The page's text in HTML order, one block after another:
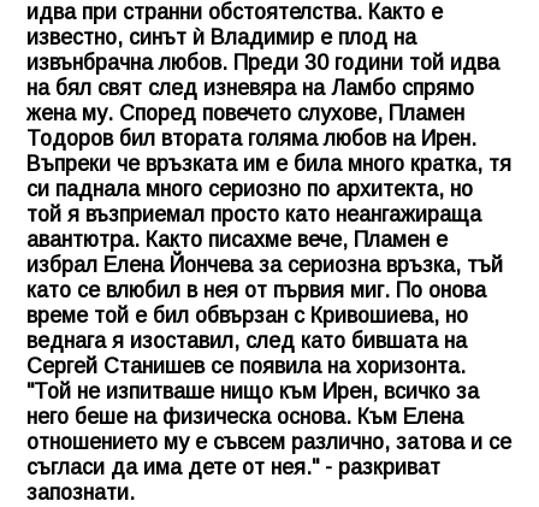
идва при странни обстоятелства. Както е
известно, синът ѝ Владимир е плод на
извънбрачна любов. Преди 30 години той идва
на бял свят след изневяра на Ламбо спрямо
жена му. Според повечето слухове, Пламен
Тодоров бил втората голяма любов на Ирен.
Въпреки че връзката им е била много кратка, тя
си паднала много сериозно по архитекта, но
той я възприемал просто като неангажираща
авантютра. Както писахме вече, Пламен е
избрал Елена Йончева за сериозна връзка, тъй
като се влюбил в нея от първия миг. По онова
време той е бил обвързан с Кривошиева, но
веднага я изоставил, след като бившата на
Сергей Станишев се появила на хоризонта.
"Той не изпитваше нищо към Ирен, всичко за
него беше на физическа основа. Към Елена
отношението му е съвсем различно, затова и се
съгласи да има дете от нея." - разкриват
запознати.